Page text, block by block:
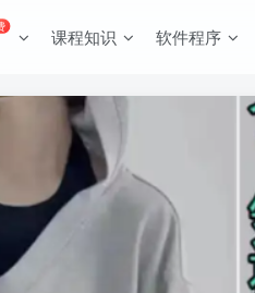
课程知识 软件程序